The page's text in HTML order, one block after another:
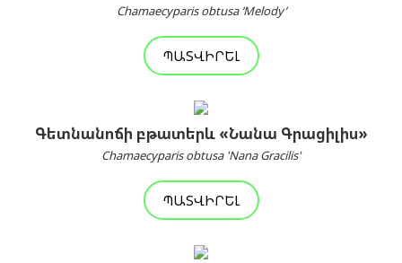
Chamaecyparis obtusa ‘Melody’
ՊԱՏՎԻՐԵԼ
Գետնանոճի բթատերև «Նանա Գրացիլիս»
Chamaecyparis obtusa 'Nana Gracilis'
ՊԱՏՎԻՐԵԼ